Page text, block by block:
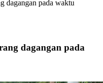
dagangan pada waktu
dagangan pada